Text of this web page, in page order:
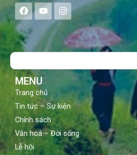
F
a
c
e
b
o
Y
o
u
t
u
b
I
n
s
a
g
Search
MENU
Trang chủ
Tin tức – Sự kiện
Chính sách
Văn hoá – Đời sống
Lễ hội